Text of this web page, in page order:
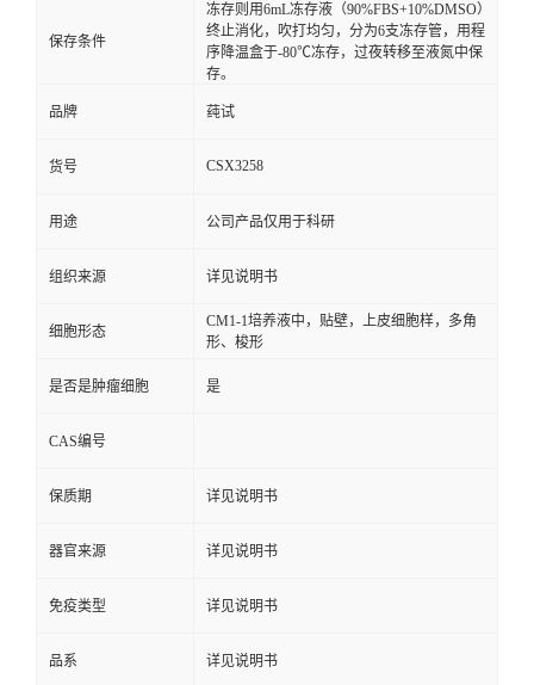
保存条件
冻存则用6mL冻存液（90%FBS+10%DMSO）
终止消化，吹打均匀，分为6支冻存管，用程
序降温盒于-80℃冻存，过夜转移至液氮中保
存。
品牌 莼试
货号 CSX3258
用途 公司产品仅用于科研
组织来源 详见说明书
细胞形态
CM1-1培养液中，贴壁，上皮细胞样，多角
形、梭形
是否是肿瘤细胞 是
CAS编号
保质期 详见说明书
器官来源 详见说明书
免疫类型 详见说明书
品系 详见说明书